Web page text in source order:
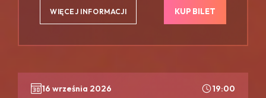
WIĘCEJ INFORMACJI KUP BILET
16 września 2026 19:00